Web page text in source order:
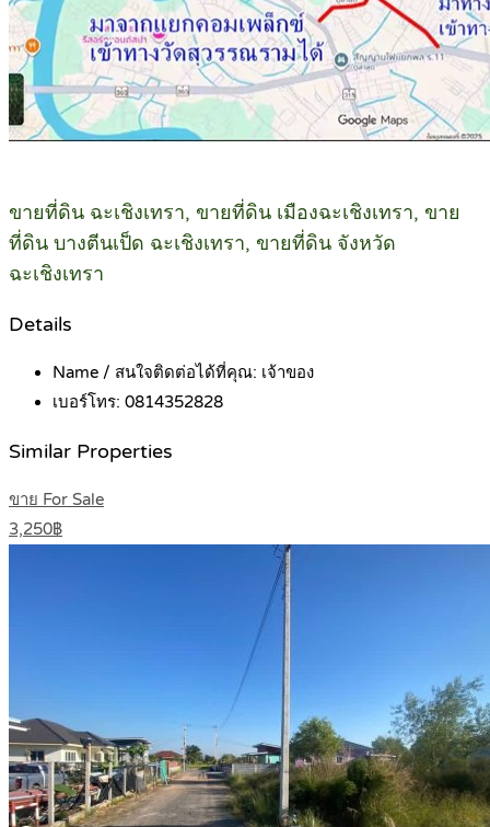
ขายที่ดิน ฉะเชิงเทรา, ขายที่ดิน เมืองฉะเชิงเทรา, ขาย
ที่ดิน บางตีนเป็ด ฉะเชิงเทรา, ขายที่ดิน จังหวัด
ฉะเชิงเทรา
Details
Name / สนใจติดต่อได้ที่คุณ: เจ้าของ
เบอร์โทร: 0814352828
Similar Properties
ขาย For Sale
3,250฿